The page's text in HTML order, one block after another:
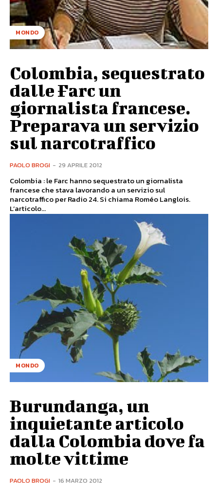
MONDO
Colombia, sequestrato
dalle Farc un
giornalista francese.
Preparava un servizio
sul narcotraffico
PAOLO BROGI - 29 APRILE 2012
Colombia : le Farc hanno sequestrato un giornalista
francese che stava lavorando a un servizio sul
narcotraffico per Radio 24. Si chiama Roméo Langlois.
L’articolo...
MONDO
Burundanga, un
inquietante articolo
dalla Colombia dove fa
molte vittime
PAOLO BROGI - 16 MARZO 2012